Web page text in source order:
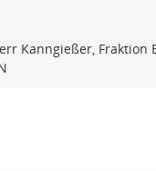
Kanngießer, Fraktion